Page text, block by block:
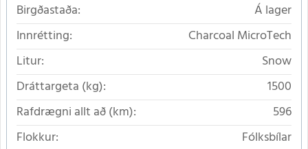
Birgðastaða:
Á lager
Innrétting:
Charcoal MicroTech
Litur:
Snow
Dráttargeta (kg):
1500
Rafdrægni allt að (km):
596
Flokkur:
Fólksbílar